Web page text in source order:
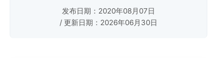
发布日期：2020年08月07日
/ 更新日期：2026年06月30日